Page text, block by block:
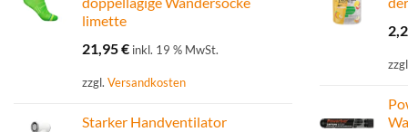
limette
21,95€ inkl. 19 % MwSt.
zzgl. Versandkosten
Starker Handventilator